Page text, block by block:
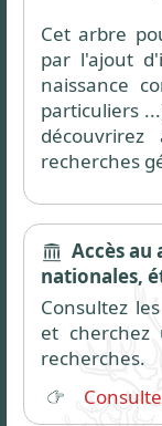
Cet arbre
par l'ajout
naissance
particuliers
recherches
Accès
nationales,
Consultez
et cherchez
recherches.